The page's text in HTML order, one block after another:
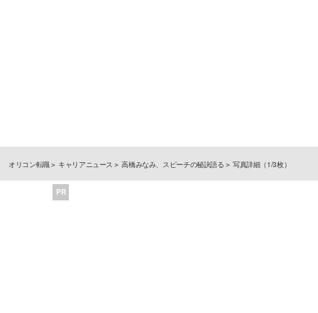
オリコン転職 キャリアニュース 高橋みなみ、スピーチの秘訣語る 写真詳細（1/3枚）
PR